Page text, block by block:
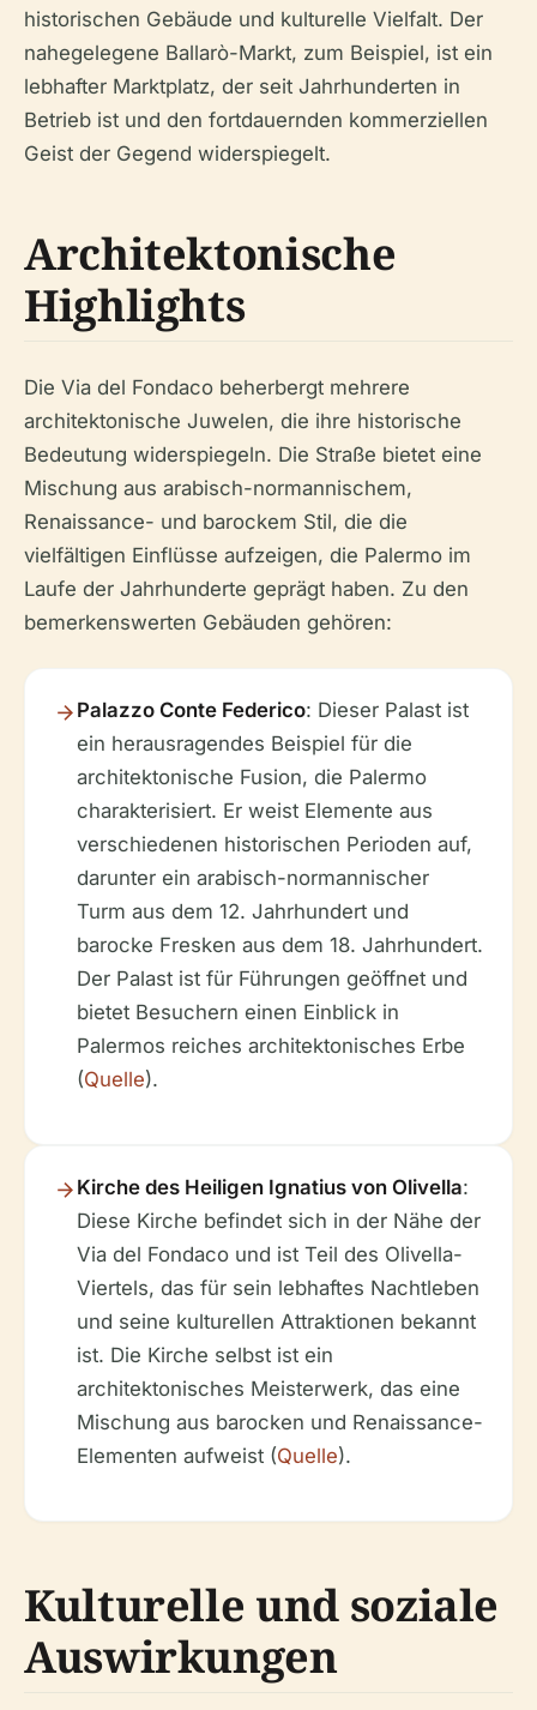
historischen Gebäude und kulturelle Vielfalt. Der
nahegelegene Ballarò-Markt, zum Beispiel, ist ein
lebhafter Marktplatz, der seit Jahrhunderten in
Betrieb ist und den fortdauernden kommerziellen
Geist der Gegend widerspiegelt.
Architektonische
Highlights
Die Via del Fondaco beherbergt mehrere
architektonische Juwelen, die ihre historische
Bedeutung widerspiegeln. Die Straße bietet eine
Mischung aus arabisch-normannischem,
Renaissance- und barockem Stil, die die
vielfältigen Einflüsse aufzeigen, die Palermo im
Laufe der Jahrhunderte geprägt haben. Zu den
bemerkenswerten Gebäuden gehören:
Palazzo Conte Federico: Dieser Palast ist
ein herausragendes Beispiel für die
architektonische Fusion, die Palermo
charakterisiert. Er weist Elemente aus
verschiedenen historischen Perioden auf,
darunter ein arabisch-normannischer
Turm aus dem 12. Jahrhundert und
barocke Fresken aus dem 18. Jahrhundert.
Der Palast ist für Führungen geöffnet und
bietet Besuchern einen Einblick in
Palermos reiches architektonisches Erbe
(Quelle).
Kirche des Heiligen Ignatius von Olivella:
Diese Kirche befindet sich in der Nähe der
Via del Fondaco und ist Teil des Olivella-
Viertels, das für sein lebhaftes Nachtleben
und seine kulturellen Attraktionen bekannt
ist. Die Kirche selbst ist ein
architektonisches Meisterwerk, das eine
Mischung aus barocken und Renaissance-
Elementen aufweist (Quelle).
Kulturelle und soziale
Auswirkungen